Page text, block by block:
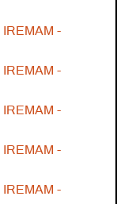
-
-
-
-
-